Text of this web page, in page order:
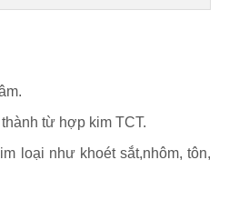
từ hợp kim TCT.
loại như khoét sắt,nhôm, tôn,